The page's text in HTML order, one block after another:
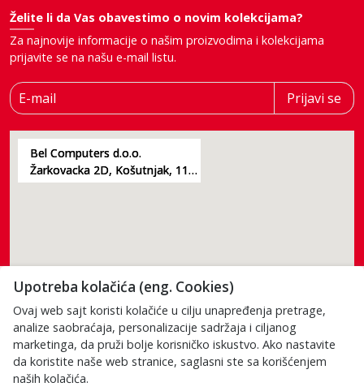
Želite li da Vas obavestimo o novim kolekcijama?
Za najnovije informacije o našim proizvodima i kolekcijama
prijavite se na našu e-mail listu.
E-mail Prijavi se
Bel Computers d.o.o.
Žarkovacka 2D, Košutnjak, 11000, Beograd
Poštovani posetioci, cene na našem sajtu su iskazane u dinarima.
Porez je uračunat u cenu. S obzirom da je u pitanju internet prodaja i
Upotreba kolačića (eng. Cookies)
Ovaj web sajt koristi kolačiće u cilju unapređenja pretrage,
analize saobraćaja, personalizacije sadržaja i ciljanog
marketinga, da pruži bolje korisničko iskustvo. Ako nastavite
da koristite naše web stranice, saglasni ste sa korišćenjem
naših kolačića.